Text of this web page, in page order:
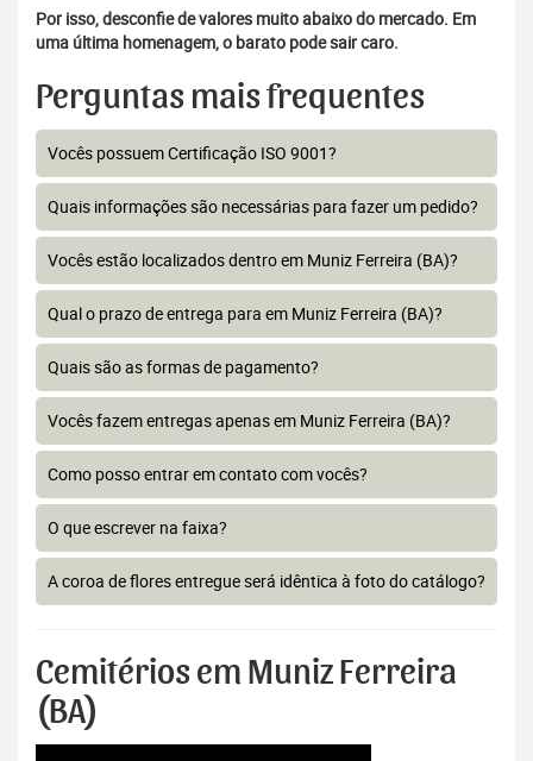
Por isso, desconfie de valores muito abaixo do mercado. Em
uma última homenagem, o barato pode sair caro.
Perguntas mais frequentes
Vocês possuem Certificação ISO 9001?
Quais informações são necessárias para fazer um pedido?
Vocês estão localizados dentro em Muniz Ferreira (BA)?
Qual o prazo de entrega para em Muniz Ferreira (BA)?
Quais são as formas de pagamento?
Vocês fazem entregas apenas em Muniz Ferreira (BA)?
Como posso entrar em contato com vocês?
O que escrever na faixa?
A coroa de flores entregue será idêntica à foto do catálogo?
Cemitérios em Muniz Ferreira
(BA)